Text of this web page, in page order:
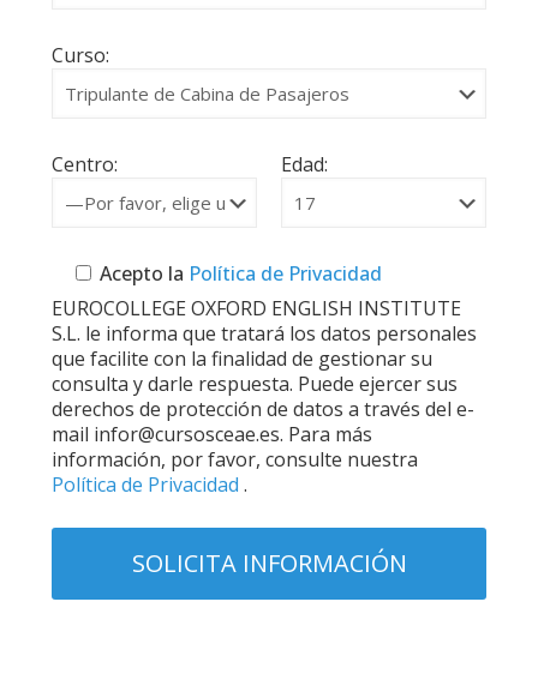
Curso:
Centro: Edad:
Acepto la Política de Privacidad
EUROCOLLEGE OXFORD ENGLISH INSTITUTE
S.L. le informa que tratará los datos personales
que facilite con la finalidad de gestionar su
consulta y darle respuesta. Puede ejercer sus
derechos de protección de datos a través del e-
mail infor@cursosceae.es. Para más
información, por favor, consulte nuestra
Política de Privacidad .